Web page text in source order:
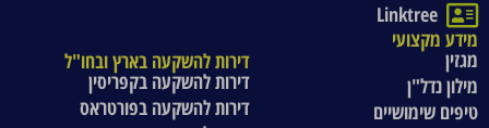
Linktree
מידע מקצועי
מגזין
מילון נדל"ן
טיפים שימושיים
דירות להשקעה בארץ ובחו"ל
דירות להשקעה בקפריסין
דירות להשקעה בפורטראס